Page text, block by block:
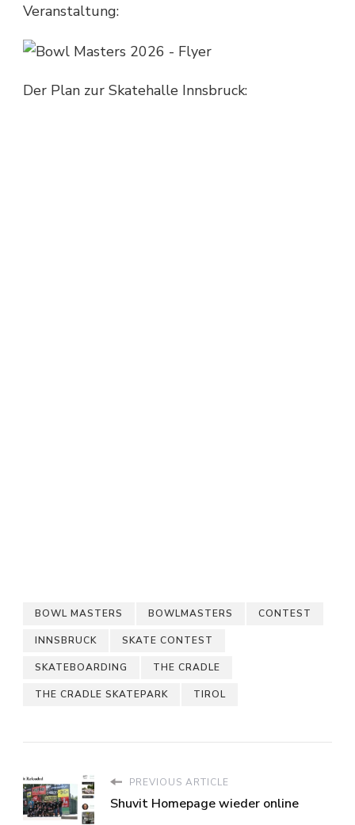
Veranstaltung:
Der Plan zur Skatehalle Innsbruck:
BOWL MASTERS BOWLMASTERS CONTEST
INNSBRUCK SKATE CONTEST
SKATEBOARDING THE CRADLE
THE CRADLE SKATEPARK TIROL
PREVIOUS ARTICLE
Shuvit Homepage wieder online